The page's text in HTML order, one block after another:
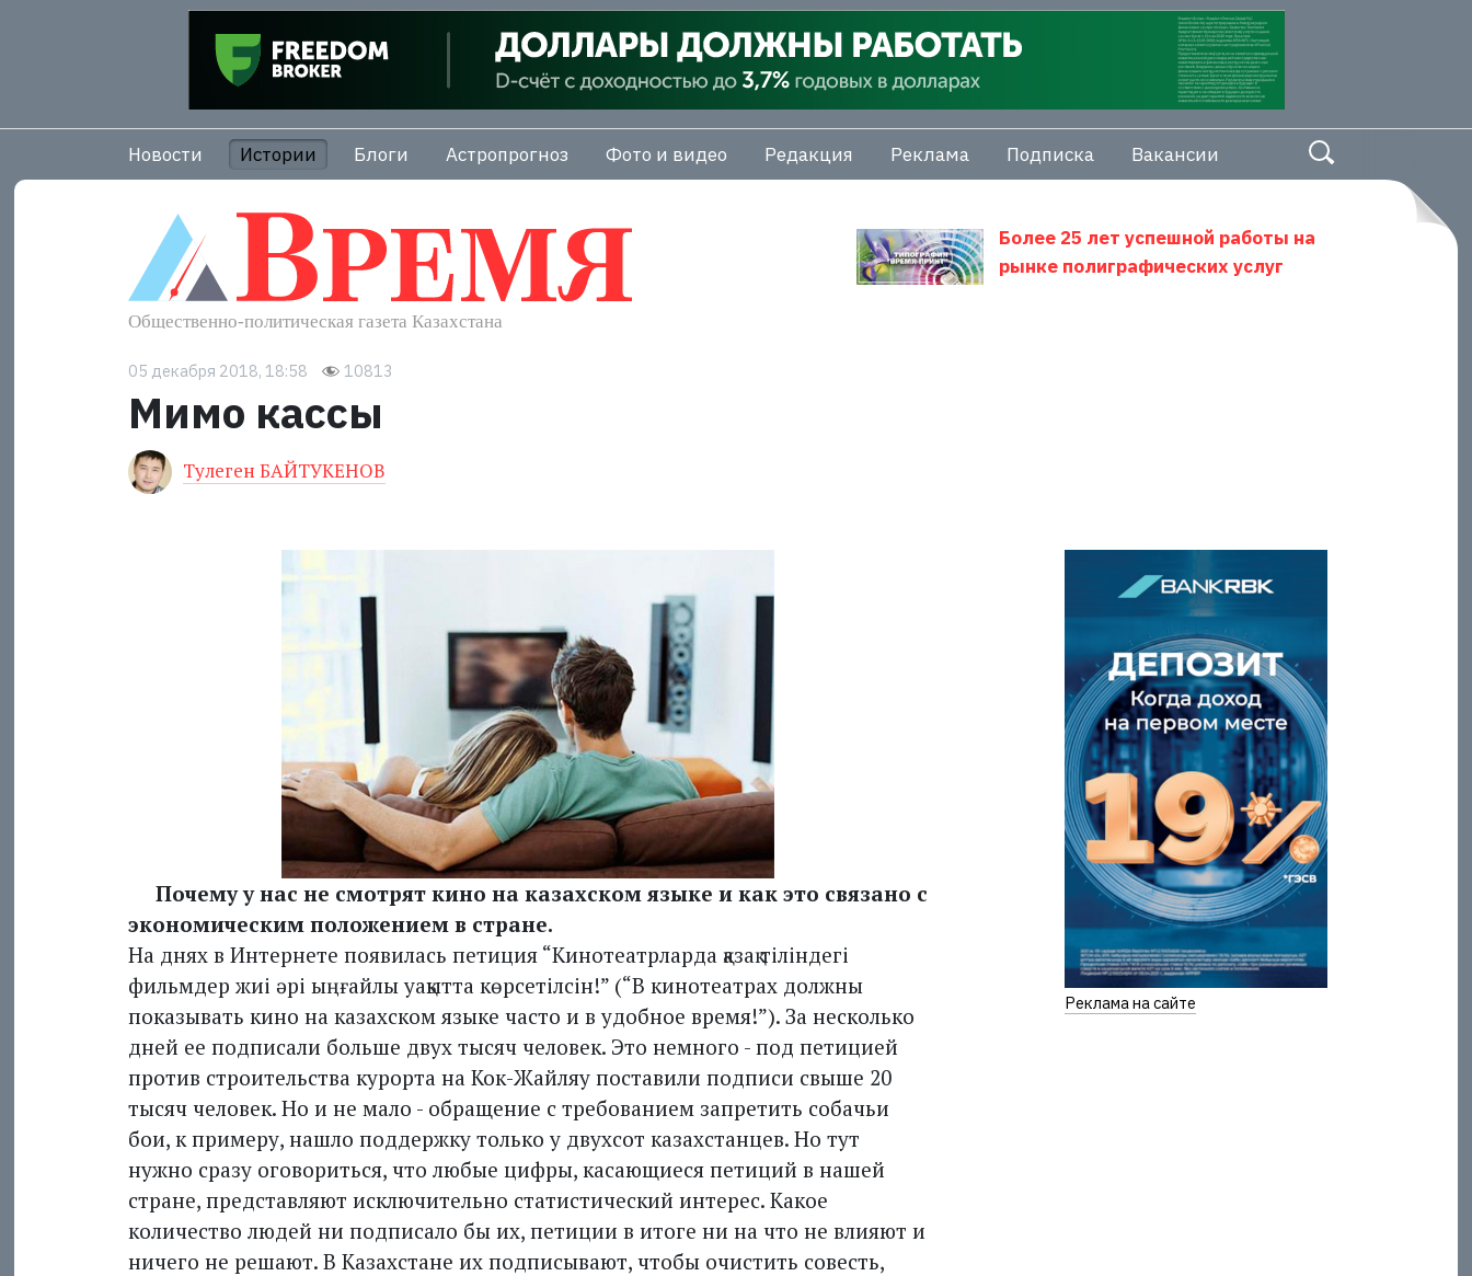
Новости Истории Блоги Астропрогноз Фото и видео Редакция Реклама Подписка Вакансии
Более 25 лет успешной работы на
рынке полиграфических услуг
05 декабря 2018, 18:58 10813
Мимо кассы
Тулеген БАЙТУКЕНОВ
Почему у нас не смотрят кино на казахском языке и как это связано с
экономическим положением в стране.
На днях в Интернете появилась петиция “Кинотеатрларда қазақ тіліндегі
фильмдер жиі әрі ыңғайлы уақытта көрсетілсін!” (“В кинотеатрах должны
показывать кино на казахском языке часто и в удобное время!”). За несколько
дней ее подписали больше двух тысяч человек. Это немного - под петицией
против строительства курорта на Кок-Жайляу поставили подписи свыше 20
тысяч человек. Но и не мало - обращение с требованием запретить собачьи
бои, к примеру, нашло поддерж­ку только у двухсот казахстанцев. Но тут
нужно сразу оговориться, что любые цифры, касающиеся петиций в нашей
стране, представляют исключительно статистический интерес. Какое
количество людей ни подписало бы их, петиции в итоге ни на что не влияют и
ничего не решают. В Казахстане их подписывают, чтобы очистить совесть,
Реклама на сайте